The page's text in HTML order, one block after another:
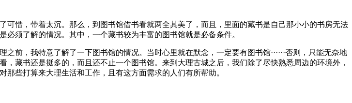
惜，带着太沉。那么，到图书馆借书看就两全其美了，而且，里面的藏书是自己那小小的书房无法
必须了解的情况。其中，一个藏书较为丰富的图书馆就是必备条件。
前，我特意了解了一下图书馆的情况。当时心里就在默念，一定要有图书馆······否则，只能无奈地
藏书还是挺多的，而且还不止一个图书馆。来到大理古城之后，我们除了尽快熟悉周边的环境外，
些打算来大理生活和工作，且有这方面需求的人们有所帮助。